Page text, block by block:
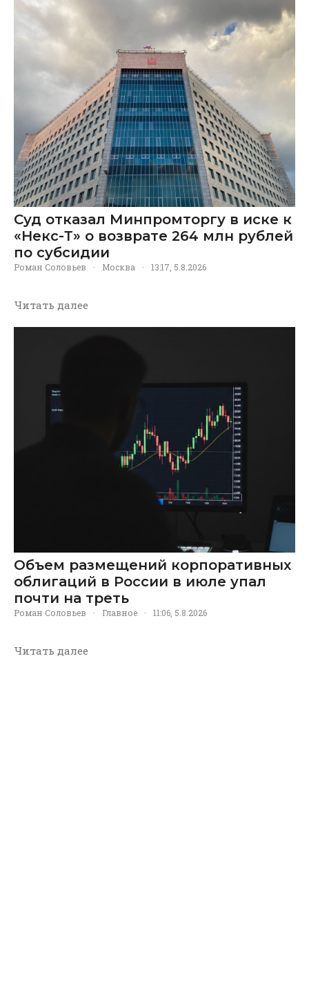
Суд отказал Минпромторгу в иске к
«Некс-Т» о возврате 264 млн рублей
по субсидии
Роман Соловьев · Москва · 13:17, 5.8.2026
Читать далее
Объем размещений корпоративных
облигаций в России в июле упал
почти на треть
Роман Соловьев · Главное · 11:06, 5.8.2026
Читать далее